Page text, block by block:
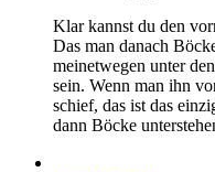
Klar kannst du den
Das man danach
meinetwegen unter
sein. Wenn man ihn
schief, das ist das
dann Böcke